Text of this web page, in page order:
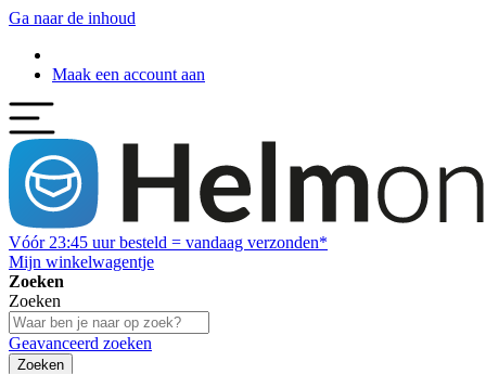
Ga naar de inhoud
Maak een account aan
Vóór 23:45 uur besteld = vandaag verzonden*
Mijn winkelwagentje
Zoeken
Zoeken
Geavanceerd zoeken
Zoeken